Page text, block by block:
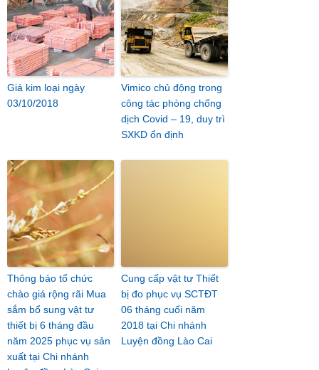
Giá kim loại ngày
03/10/2018
Vimico chủ động trong
công tác phòng chống
dịch Covid – 19, duy trì
SXKD ổn định
Thông báo tổ chức
chào giá rộng rãi Mua
sắm bổ sung vật tư
thiết bị 6 tháng đầu
năm 2025 phục vụ sản
xuất tại Chi nhánh
Cung cấp vật tư Thiết
bị đo phục vụ SCTĐT
06 tháng cuối năm
2018 tại Chi nhánh
Luyện đồng Lào Cai